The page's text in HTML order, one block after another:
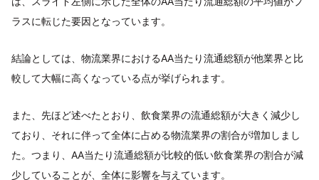
ラスに転じた要因となっています。
結論としては、物流業界におけるAA当たり流通総額が他業界と比
較して大幅に高くなっている点が挙げられます。
また、先ほど述べたとおり、飲食業界の流通総額が大きく減少し
ており、それに伴って全体に占める物流業界の割合が増加しまし
た。つまり、AA当たり流通総額が比較的低い飲食業界の割合が減
少していることが、全体に影響を与えています。